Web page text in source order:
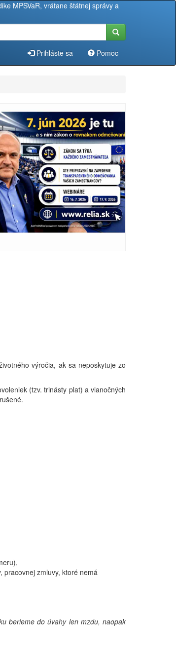
MPSVaR, vrátane štátnej správy a
Prihláste sa Pomoc
výročia, ak sa neposkytuje zo
(tzv. trinásty plat) a vianočných
pracovnej zmluvy, ktoré nemá
berieme do úvahy len mzdu, naopak